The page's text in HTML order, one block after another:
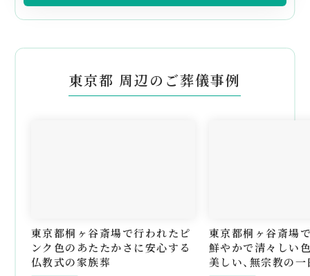
東京都 周辺のご葬儀事例
東京都桐ヶ谷斎場で行われたピ
ンク色のあたたかさに安心する
仏教式の家族葬
東京都桐ヶ谷斎場
鮮やかで清々しい
美しい、無宗教の